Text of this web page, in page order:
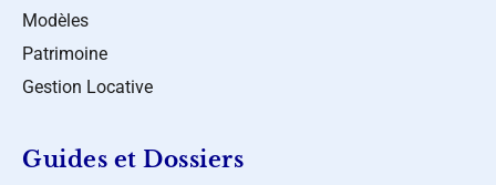
Modèles
Patrimoine
Gestion Locative
Guides et Dossiers